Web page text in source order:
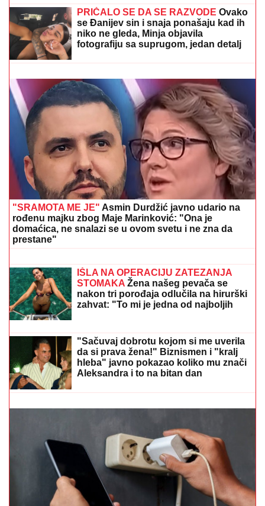
svadbi, renoviranju kuće, zašto je
pristala na rijaliti i obnaživanje: "Išla
sam roditeljima da kažem da
odustajem"
RIJALITI ZVEZDA ŽIVI U RASKOŠNOJ VILI U
BEOGRADUKuća ima 132 kvadrata, a samo kupatilo
je kao GARSONJERA: "On je jedini naslednik"
PRIČALO SE DA SE RAZVODEOvako
se Đanijev sin i snaja ponašaju kad ih
niko ne gleda, Minja objavila
jasno otkriva u kakvom su braku
RIVAL SRBIJE DESETKOVAN:
Litvanija objavila spisak, tu je i bivši
igrač Crvene zvezde
"SRAMOTA ME JE"
Asmin Durdžić javno udario na
rođenu majku zbog Maje Marinković: "Ona je
domaćica, ne snalazi se u ovom svetu i ne zna da
"VOLIM STARIJE DEVOJKE"Mina i
Viktor progovorili o PRESELJENJU I